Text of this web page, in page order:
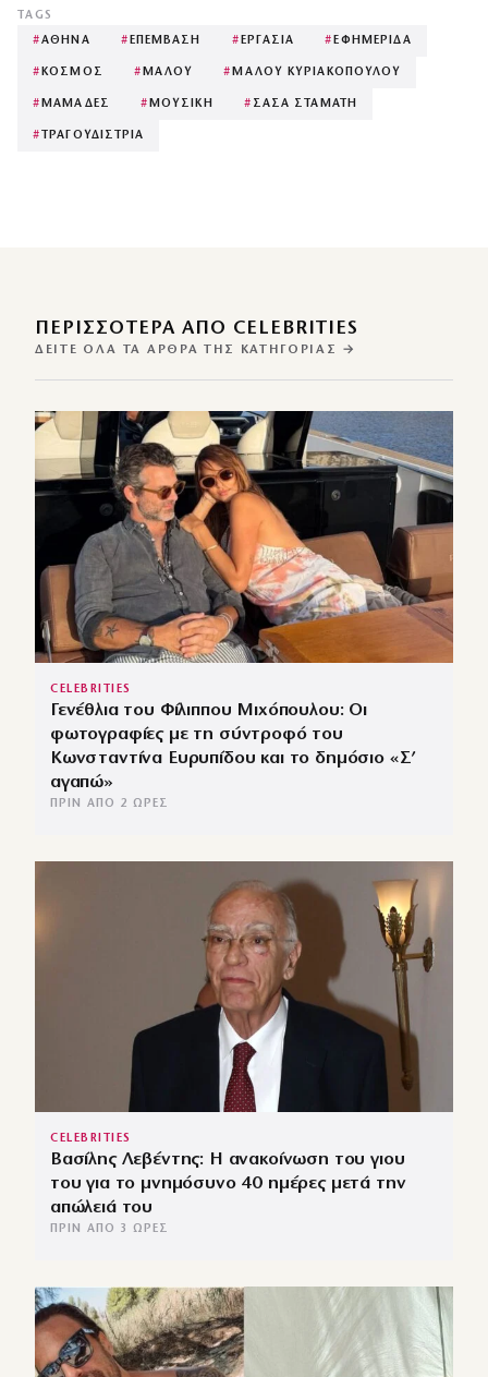
TAGS
#ΑΘΗΝΑ #ΕΠΕΜΒΑΣΗ #ΕΡΓΑΣΙΑ #ΕΦΗΜΕΡΙΔΑ
#ΚΟΣΜΟΣ #ΜΑΛΟΥ #ΜΑΛΟΥ ΚΥΡΙΑΚΟΠΟΥΛΟΥ
#ΜΑΜΑΔΕΣ #ΜΟΥΣΙΚΗ # ΣΑΣΑ ΣΤΑΜΑΤΗ
# ΤΡΑΓΟΥΔΙΣΤΡΙΑ
ΠΕΡΙΣΣΌΤΕΡΑ ΑΠΌ CELEBRITIES
ΔΕΊΤΕ ΌΛΑ ΤΑ ΆΡΘΡΑ ΤΗΣ ΚΑΤΗΓΟΡΊΑΣ →
CELEBRITIES
Γενέθλια του Φίλιππου Μιχόπουλου: Οι
φωτογραφίες με τη σύντροφό του
Κωνσταντίνα Ευρυπίδου και το δημόσιο «Σ’
αγαπώ»
ΠΡΙΝ ΑΠΌ 2 ΏΡΕΣ
CELEBRITIES
Βασίλης Λεβέντης: Η ανακοίνωση του γιου
του για το μνημόσυνο 40 ημέρες μετά την
απώλειά του
ΠΡΙΝ ΑΠΌ 3 ΏΡΕΣ